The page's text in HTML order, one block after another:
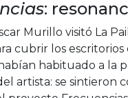
:
Murillo visitó La
cubrir los
habituado a la
artista: se sintieron